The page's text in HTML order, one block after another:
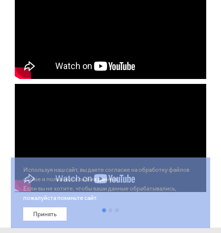
Используя наш сайт, вы даете согласие на обработку файлов
cookie и пользовательских данных.
Если вы не хотите, чтобы ваши данные обрабатывались,
пожалуйста покиньте сайт.
Принять